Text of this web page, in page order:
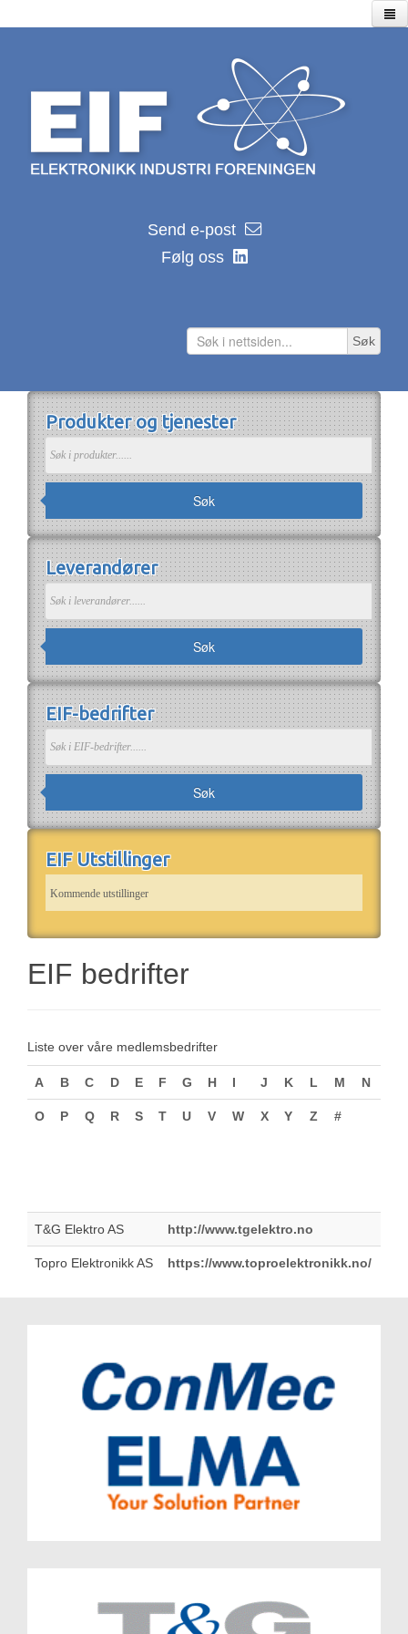
Seminarer/webinarer
Lagersalg
Tidsskrifter
Om EIF
Om EIF
Søk medlemskap
Jobb i bransjen
Send e-post
Følg oss
Søk
Produkter og tjenester
Søk
Leverandører
Søk
EIF-bedrifter
Søk
EIF Utstillinger
Kommende utstillinger
EIF bedrifter
Liste over våre medlemsbedrifter
A B C D E F G H I J K L M N
O P Q R S T U V W X Y Z #
T&G Elektro AS http://www.tgelektro.no
Topro Elektronikk AS https://www.toproelektronikk.no/